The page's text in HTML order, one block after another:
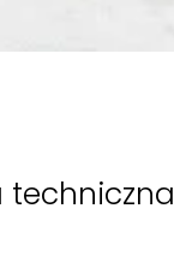
techniczna